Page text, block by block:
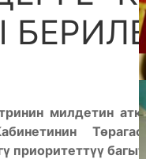
милдетин
приоритеттүү